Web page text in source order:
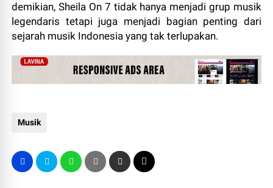
demikian, Sheila On 7 tidak hanya menjadi grup musik
legendaris tetapi juga menjadi bagian penting dari
sejarah musik Indonesia yang tak terlupakan.
Musik